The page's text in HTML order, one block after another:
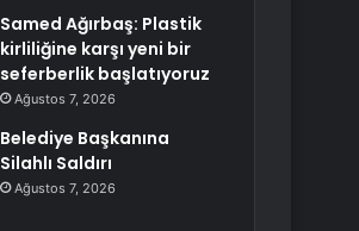
Samed Ağırbaş: Plastik
kirliliğine karşı yeni bir
seferberlik başlatıyoruz
Ağustos 7, 2026
Belediye Başkanına
Silahlı Saldırı
Ağustos 7, 2026